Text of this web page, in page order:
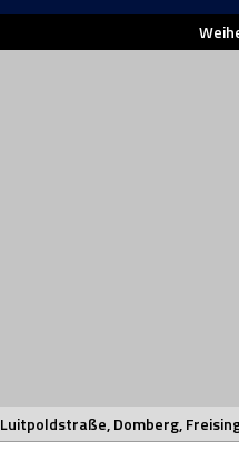
Luitpoldstraße, Domberg,